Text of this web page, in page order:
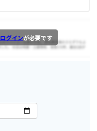
ログインが必要です